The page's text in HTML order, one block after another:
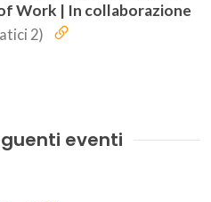
Work | In collaborazione
2)
eventi